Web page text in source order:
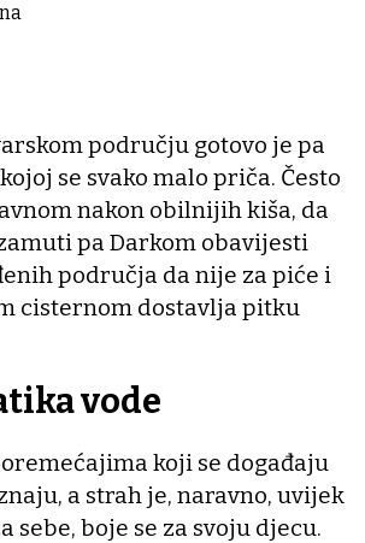
području gotovo je pa
se svako malo priča. Često
nakon obilnijih kiša, da
pa Darkom obavijesti
područja da nije za piće i
cisternom dostavlja pitku
vode
koji se događaju
a strah je, naravno, uvijek
sebe, boje se za svoju djecu.